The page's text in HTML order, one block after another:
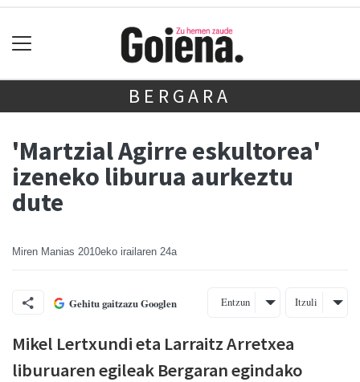
BERGARA
'Martzial Agirre eskultorea'
izeneko liburua aurkeztu
dute
Miren Manias 2010eko irailaren 24a
Gehitu gaitzazu Googlen Entzun Itzuli
Mikel Lertxundi eta Larraitz Arretxea
liburuaren egileak Bergaran egindako